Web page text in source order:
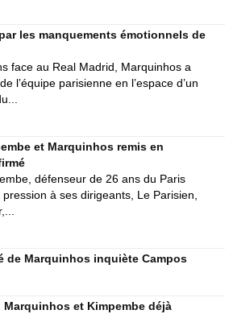
les manquements émotionnels de
face au Real Madrid, Marquinhos a
l’équipe parisienne en l’espace d’un
et Marquinhos remis en
défenseur de 26 ans du Paris
à ses dirigeants, Le Parisien,
de Marquinhos inquiète Campos
Marquinhos et Kimpembe déjà